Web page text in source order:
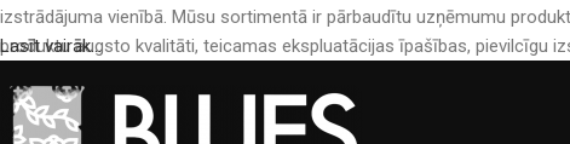
izstrādājuma vienībā. Mūsu sortimentā ir pārbaudītu uzņēmumu
produktu augsto kvalitāti, teicamas ekspluatācijas īpašības, pievilcīgu
Lasīt vairāk...